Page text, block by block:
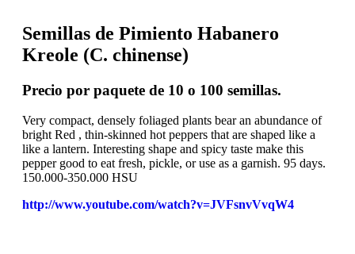
Semillas de Pimiento Habanero
Kreole (C. chinense)
Precio por paquete de 10 o 100 semillas.
Very compact, densely foliaged plants bear an abundance of
bright Red , thin-skinned hot peppers that are shaped like a
like a lantern. Interesting shape and spicy taste make this
pepper good to eat fresh, pickle, or use as a garnish. 95 days.
150.000-350.000 HSU
http://www.youtube.com/watch?v=JVFsnvVvqW4